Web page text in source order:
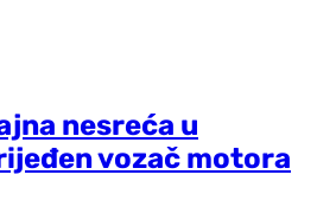
nesreća u
vozač motora